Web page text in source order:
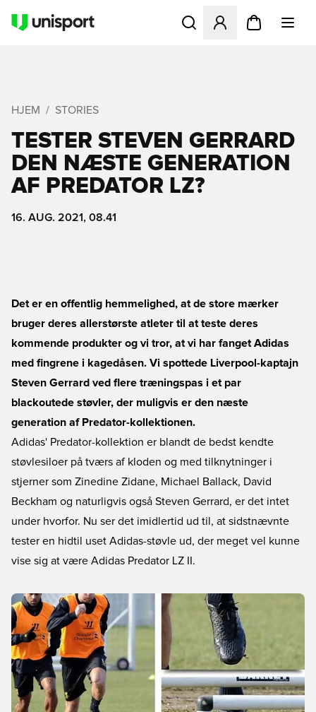
Åbner en Modal til at
HJEM STORIES
TESTER STEVEN GERRARD
DEN NÆSTE GENERATION
AF PREDATOR LZ?
16. AUG. 2021, 08.41
Det er en offentlig hemmelighed, at de store mærker
bruger deres allerstørste atleter til at teste deres
kommende produkter og vi tror, at vi har fanget Adidas
med fingrene i kagedåsen. Vi spottede Liverpool-kaptajn
Steven Gerrard ved flere træningspas i et par
blackoutede støvler, der muligvis er den næste
generation af Predator-kollektionen.
Adidas' Predator-kollektion er blandt de bedst kendte
støvlesiloer på tværs af kloden og med tilknytninger i
stjerner som Zinedine Zidane, Michael Ballack, David
Beckham og naturligvis også Steven Gerrard, er det intet
under hvorfor. Nu ser det imidlertid ud til, at sidstnævnte
tester en hidtil uset Adidas-støvle ud, der meget vel kunne
vise sig at være Adidas Predator LZ II.